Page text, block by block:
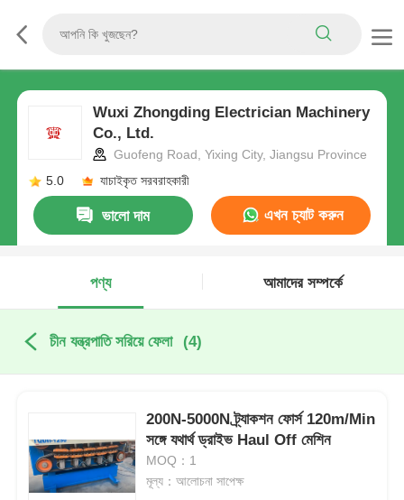
Wuxi Zhongding Electrician Machinery
Co., Ltd.
Guofeng Road, Yixing City, Jiangsu Province
5.0
যাচাইকৃত সরবরাহকারী
ভালো দাম এখন চ্যাট করুন
পণ্য আমাদের সম্পর্কে
চীন যন্ত্রপাতি সরিয়ে ফেলা (4)
200N-5000N ট্র্যাকশন ফোর্স 120m/Min
সঙ্গে যথার্থ ড্রাইভ Haul Off মেশিন
MOQ：1
মূল্য：আলোচনা সাপেক্ষ